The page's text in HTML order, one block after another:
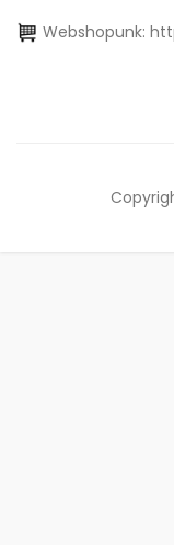
Webshopunk: